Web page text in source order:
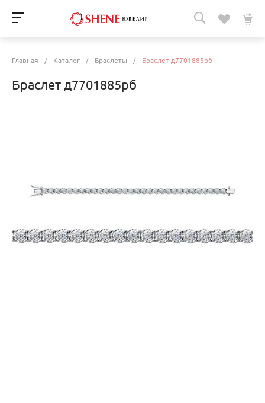
Главная / Каталог / Браслеты / Браслет д7701885рб
Браслет д7701885рб